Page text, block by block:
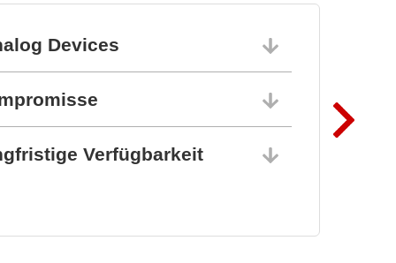
Devices
Verfügbarkeit